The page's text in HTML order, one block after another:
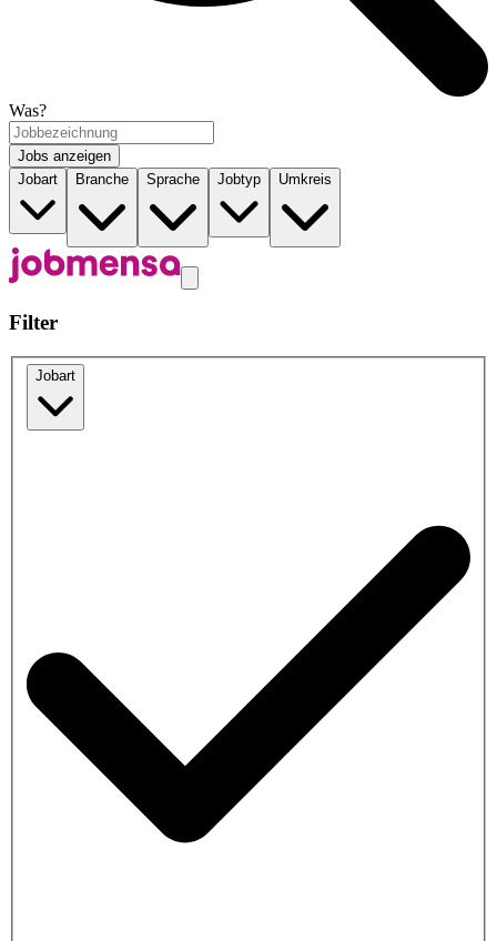
Was?
Jobs anzeigen
Jobart
Branche Sprache Jobtyp Umkreis
Filter
Jobart